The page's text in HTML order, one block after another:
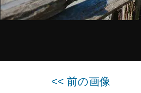
<< 前の画像